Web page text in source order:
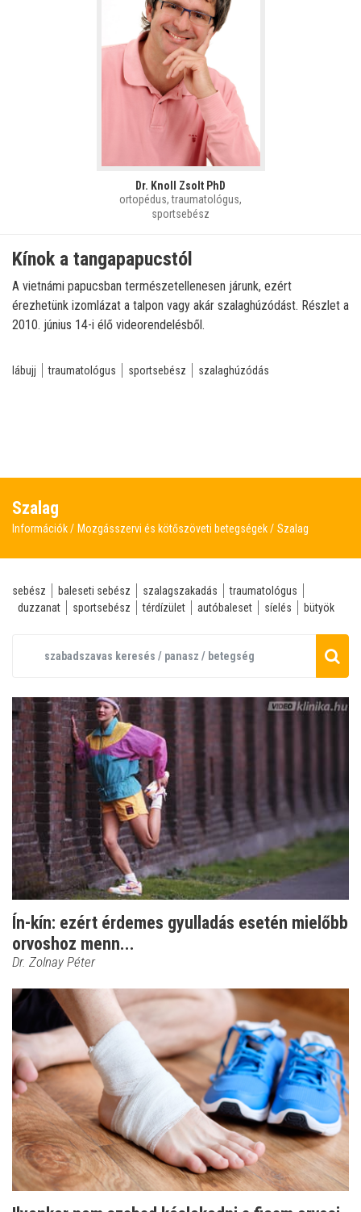
Dr. Knoll Zsolt PhD
ortopédus, traumatológus,
sportsebész
Kínok a tangapapucstól
A vietnámi papucsban természetellenesen járunk, ezért
érezhetünk izomlázat a talpon vagy akár szalaghúzódást. Részlet a
2010. június 14-i élő videorendelésből.
lábujj traumatológus sportsebész szalaghúzódás
Szalag
Információk Mozgásszervi és kötőszöveti betegségek Szalag
sebész baleseti sebész szalagszakadás
traumatológus
duzzanat
sportsebész térdízület autóbaleset síelés bütyök
Ín-kín: ezért érdemes gyulladás esetén mielőbb
orvoshoz menn...
Dr. Zolnay Péter